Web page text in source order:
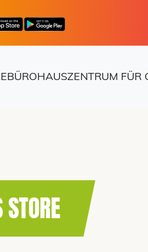
BÜROHAUSZENTRUM FÜR